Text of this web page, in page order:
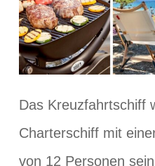
Das Kreuzfahrtschiff
Charterschiff mit
von 12 Personen